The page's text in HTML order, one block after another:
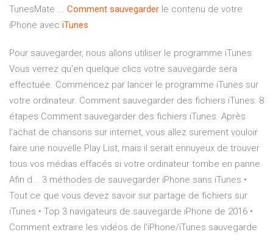
TunesMate ... Comment sauvegarder le contenu de votre
iPhone avec iTunes
Pour sauvegarder, nous allons utiliser le programme iTunes.
Vous verrez qu'en quelque clics votre sauvegarde sera
effectuée. Commencez par lancer le programme iTunes sur
votre ordinateur. Comment sauvegarder des fichiers iTunes: 8
étapes Comment sauvegarder des fichiers iTunes. Après
l'achat de chansons sur internet, vous allez surement vouloir
faire une nouvelle Play List, mais il serait ennuyeux de trouver
tous vos médias effacés si votre ordinateur tombe en panne.
Afin d... 3 méthodes de sauvegarder iPhone sans iTunes •
Tout ce que vous devez savoir sur partage de fichiers sur
iTunes • Top 3 navigateurs de sauvegarde iPhone de 2016 •
Comment extraire les vidéos de l'iPhone/iTunes sauvegarde